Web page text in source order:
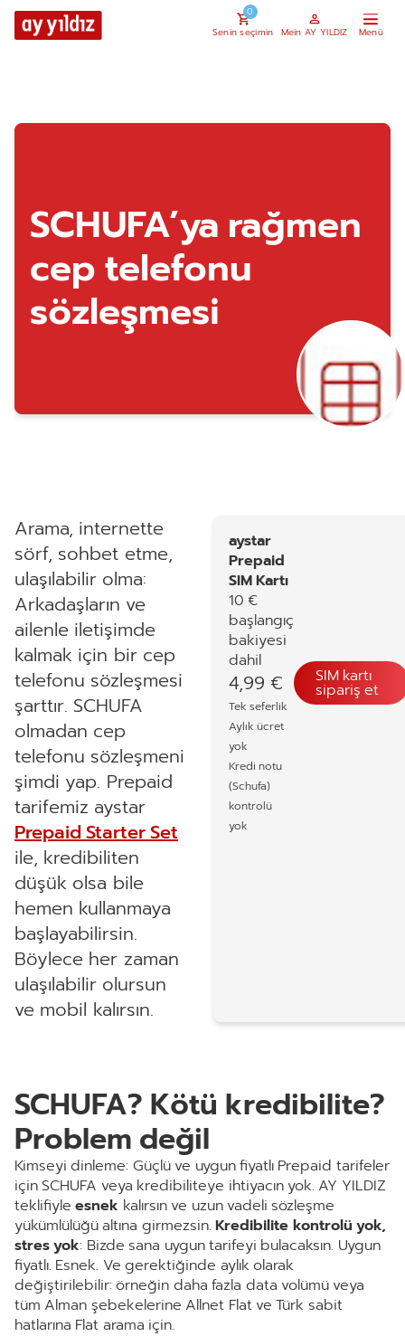
0
Senin seçimin
Mein AY YILDIZ
SCHUFA’ya rağmen
cep telefonu
sözleşmesi
Arama, internette
sörf, sohbet etme,
ulaşılabilir olma:
Arkadaşların ve
ailenle iletişimde
kalmak için bir cep
telefonu sözleşmesi
şarttır. SCHUFA
olmadan cep
telefonu sözleşmeni
şimdi yap. Prepaid
tarifemiz aystar
Prepaid Starter Set
ile, kredibiliten
düşük olsa bile
hemen kullanmaya
başlayabilirsin.
Böylece her zaman
ulaşılabilir olursun
ve mobil kalırsın.
aystar
Prepaid
SIM Kartı
10 €
başlangıç
bakiyesi
dahil
4,99 €
Tek seferlik
Aylık ücret
yok
Kredi notu
(Schufa)
kontrolü
yok
SIM kartı
sipariş et
SCHUFA? Kötü kredibilite?
Problem değil
Kimseyi dinleme: Güçlü ve uygun fiyatlı Prepaid tarifeler
için SCHUFA veya kredibiliteye ihtiyacın yok. AY YILDIZ
teklifiyleesnek kalırsın ve uzun vadeli sözleşme
yükümlülüğü altına girmezsin.Kredibilite kontrolü yok,
stres yok: Bizde sana uygun tarifeyi bulacaksın. Uygun
fiyatlı. Esnek. Ve gerektiğinde aylık olarak
değiştirilebilir: örneğin daha fazla data volümü veya
tüm Alman şebekelerine Allnet Flat ve Türk sabit
hatlarına Flat arama için.